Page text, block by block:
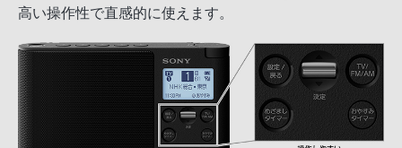
高い操作性で直感的に使えます。